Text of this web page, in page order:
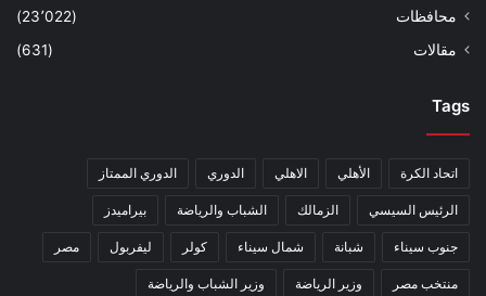
محافظات
(23٬022)
مقالات
(631)
Tags
اتحاد الكرة الأهلي الاهلي الدوري الدوري الممتاز
الرئيس السيسي الزمالك الشباب والرياضة بيراميدز
جنوب سيناء شبانة شمال سيناء كولر ليفربول مصر
منتخب مصر وزير الرياضة وزير الشباب والرياضة